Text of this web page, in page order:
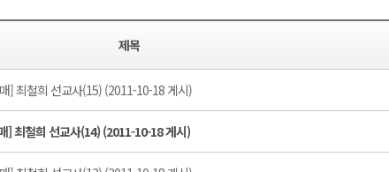
제목
] 최철희 선교사(15) (2011-10-18 게시)
] 최철희 선교사(14) (2011-10-18 게시)